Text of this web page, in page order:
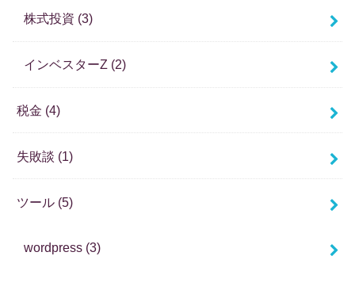
株式投資 (3)
インベスターZ (2)
税金 (4)
失敗談 (1)
ツール (5)
wordpress (3)